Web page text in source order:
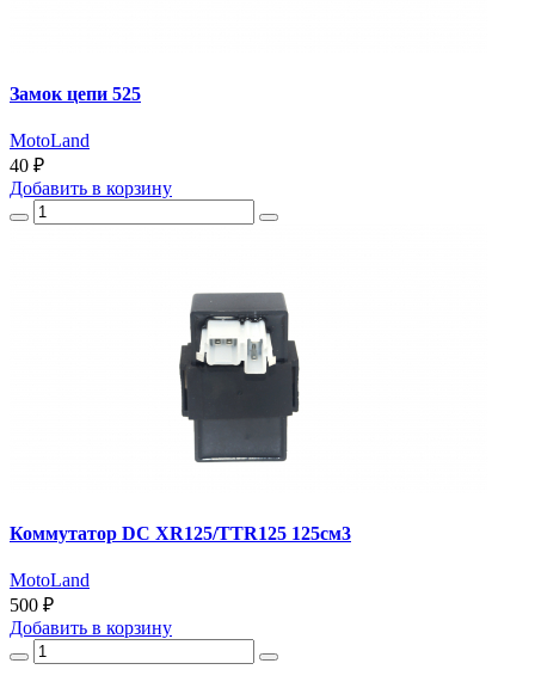
Замок цепи 525
MotoLand
40 ₽
Добавить в корзину
Коммутатор DC XR125/TTR125 125см3
MotoLand
500 ₽
Добавить в корзину